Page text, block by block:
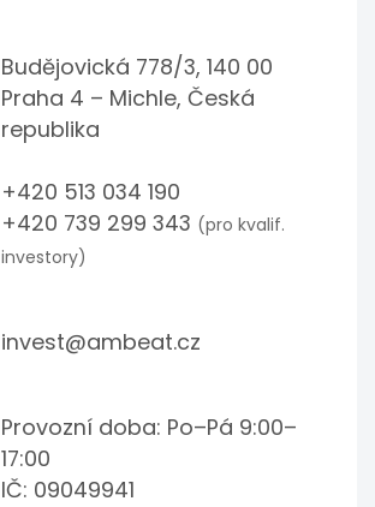
Budějovická 778/3, 140 00
Praha 4 – Michle, Česká
republika
+420 513 034 190
+420 739 299 343 (pro kvalif.
investory)
invest@ambeat.cz
Provozní doba: Po–Pá 9:00–
17:00
IČ: 09049941